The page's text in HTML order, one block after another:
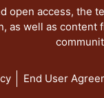
access, the
as well as
End User